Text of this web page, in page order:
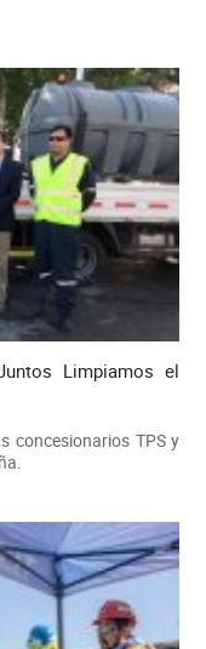
Limpiamos el
concesionarios TPS y